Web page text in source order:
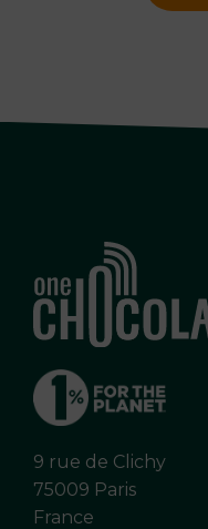
9 rue de Clichy
75009 Paris
France